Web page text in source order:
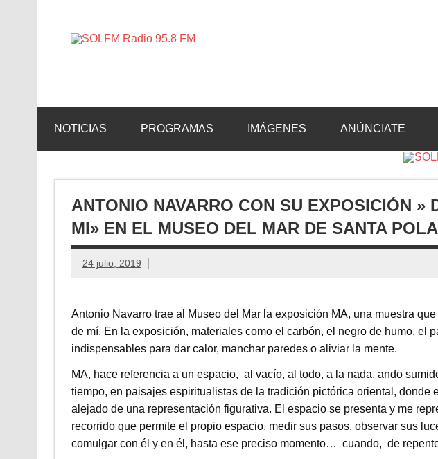
NOTICIAS PROGRAMAS IMÁGENES ANÚNCIATE
ANTONIO NAVARRO CON SU EXPOSICIÓN »
MI» EN EL MUSEO DEL MAR DE SANTA POLA
24 julio, 2019
Antonio Navarro trae al Museo del Mar la exposición MA, una muestra
de mí. En la exposición, materiales como el carbón, el negro de humo, el
indispensables para dar calor, manchar paredes o aliviar la mente.
MA, hace referencia a un espacio, al vacío, al todo, a la nada, ando
tiempo, en paisajes espiritualistas de la tradición pictórica oriental, donde
alejado de una representación figurativa. El espacio se presenta y me
recorrido que permite el propio espacio, medir sus pasos, observar sus
comulgar con él y en él, hasta ese preciso momento… cuando, de